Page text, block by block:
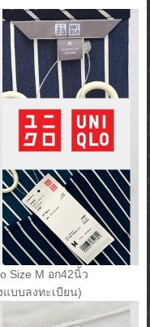
Size M อก42นิ้ว
บบลงทะเบียน)